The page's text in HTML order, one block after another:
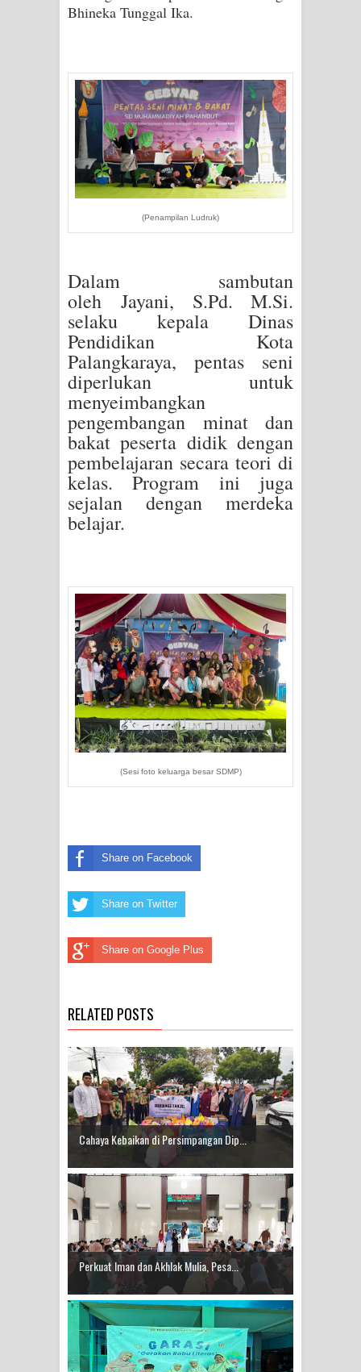
Bhineka Tunggal Ika.
(Penampilan Ludruk)
Dalam sambutan
olehJayani, S.Pd. M.Si.
selaku kepala Dinas
Pendidikan Kota
Palangkaraya, pentas seni
diperlukan untuk
menyeimbangkan
pengembangan minat dan
bakat peserta didik dengan
pembelajaran secara teori di
kelas. Program ini juga
sejalan dengan merdeka
belajar.
(Sesi foto keluarga besar SDMP)
Share on Facebook
Share on Twitter
Share on Google Plus
RELATED POSTS
Cahaya Kebaikan di Persimpangan Dip...
Perkuat Iman dan Akhlak Mulia, Pesa...